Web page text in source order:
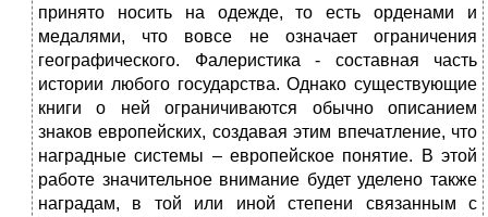
принято носить на одежде, то есть орденами и
медалями, что вовсе не означает ограничения
географического. Фалеристика - составная часть
истории любого государства. Однако существующие
книги о ней ограничиваются обычно описанием
знаков европейских, создавая этим впечатление, что
наградные системы – европейское понятие. В этой
работе значительное внимание будет уделено также
наградам, в той или иной степени связанным с